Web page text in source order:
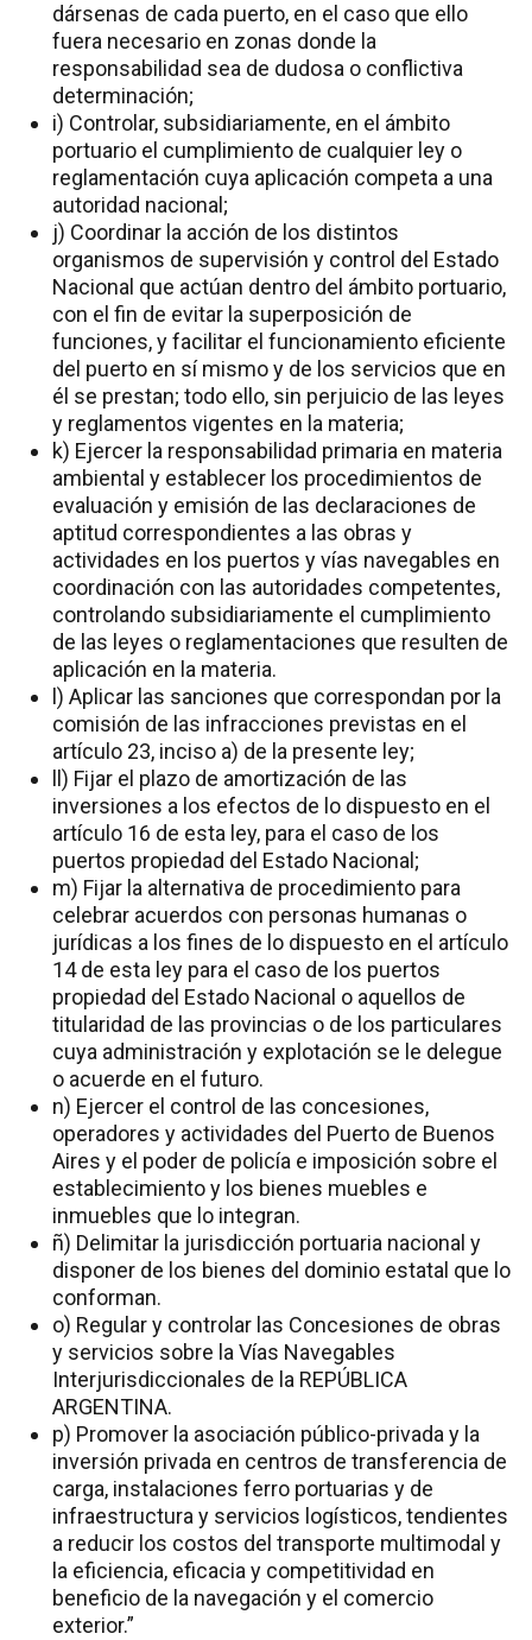
dársenas de cada puerto, en el caso que ello
fuera necesario en zonas donde la
responsabilidad sea de dudosa o conflictiva
determinación;
i) Controlar, subsidiariamente, en el ámbito
portuario el cumplimiento de cualquier ley o
reglamentación cuya aplicación competa a una
autoridad nacional;
j) Coordinar la acción de los distintos
organismos de supervisión y control del Estado
Nacional que actúan dentro del ámbito portuario,
con el fin de evitar la superposición de
funciones, y facilitar el funcionamiento eficiente
del puerto en sí mismo y de los servicios que en
él se prestan; todo ello, sin perjuicio de las leyes
y reglamentos vigentes en la materia;
k) Ejercer la responsabilidad primaria en materia
ambiental y establecer los procedimientos de
evaluación y emisión de las declaraciones de
aptitud correspondientes a las obras y
actividades en los puertos y vías navegables en
coordinación con las autoridades competentes,
controlando subsidiariamente el cumplimiento
de las leyes o reglamentaciones que resulten de
aplicación en la materia.
l) Aplicar las sanciones que correspondan por la
comisión de las infracciones previstas en el
artículo 23, inciso a) de la presente ley;
ll) Fijar el plazo de amortización de las
inversiones a los efectos de lo dispuesto en el
artículo 16 de esta ley, para el caso de los
puertos propiedad del Estado Nacional;
m) Fijar la alternativa de procedimiento para
celebrar acuerdos con personas humanas o
jurídicas a los fines de lo dispuesto en el artículo
14 de esta ley para el caso de los puertos
propiedad del Estado Nacional o aquellos de
titularidad de las provincias o de los particulares
cuya administración y explotación se le delegue
o acuerde en el futuro.
n) Ejercer el control de las concesiones,
operadores y actividades del Puerto de Buenos
Aires y el poder de policía e imposición sobre el
establecimiento y los bienes muebles e
inmuebles que lo integran.
ñ) Delimitar la jurisdicción portuaria nacional y
disponer de los bienes del dominio estatal que lo
conforman.
o) Regular y controlar las Concesiones de obras
y servicios sobre la Vías Navegables
Interjurisdiccionales de la REPÚBLICA
ARGENTINA.
p) Promover la asociación público-privada y la
inversión privada en centros de transferencia de
carga, instalaciones ferro portuarias y de
infraestructura y servicios logísticos, tendientes
a reducir los costos del transporte multimodal y
la eficiencia, eficacia y competitividad en
beneficio de la navegación y el comercio
exterior.”